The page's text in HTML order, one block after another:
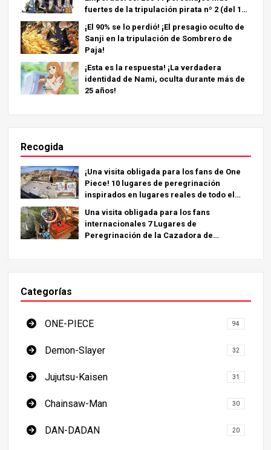
fuertes de la tripulación pirata nº 2 (del 11º
¡El 90% se lo perdió! ¡El presagio oculto de
Sanji en la tripulación de Sombrero de
Paja!
¡Esta es la respuesta! ¡La verdadera
identidad de Nami, oculta durante más de
25 años!
Recogida
¡Una visita obligada para los fans de One
Piece! 10 lugares de peregrinación
inspirados en lugares reales de todo el
Una visita obligada para los fans
internacionales 7 Lugares de
Peregrinación de la Cazadora de
Categorías
ONE-PIECE 94
Demon-Slayer 32
Jujutsu-Kaisen 31
Chainsaw-Man 30
DAN-DADAN 20